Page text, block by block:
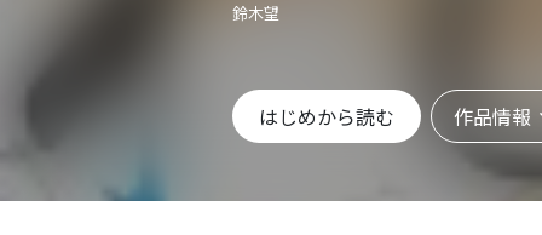
鈴木望
はじめから読む 作品情報